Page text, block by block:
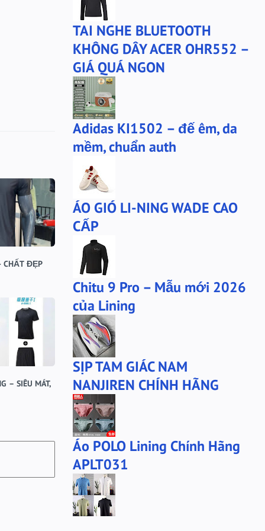
CHẤT ĐẸP
– SIÊU MÁT,
bộ xtep
mũ
mũ lining
phu-kien-sale
puma
puma chính hãng
quần puma
sale
san-sale
tai nghe
tai-nghe
thanh lý
túi đeo chéo
tất nanjiren
Áo khoác 361
áo anta
áo cartelo
áo khoác adidas
TAI NGHE BLUETOOTH
KHÔNG DÂY ACER OHR552 –
GIÁ QUÁ NGON
Adidas KI1502 – đế êm, da
mềm, chuẩn auth
ÁO GIÓ LI-NING WADE CAO
CẤP
Chitu 9 Pro – Mẫu mới 2026
của Lining
SỊP TAM GIÁC NAM
NANJIREN CHÍNH HÃNG
Áo POLO Lining Chính Hãng
APLT031